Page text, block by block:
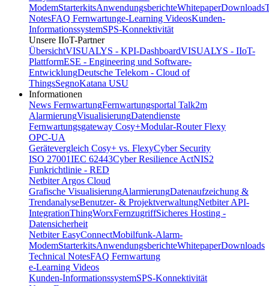
ModemStarterkitsAnwendungsberichteWhitepaperDownloads
NotesFAQ Fernwartunge-Learning VideosKunden-
InformationssystemSPS-Konnektivität
Unsere IIoT-Partner
ÜbersichtVISUALYS - KPI-DashboardVISUALYS - IIoT-
PlattformESE - Engineering und Software-
EntwicklungDeutsche Telekom - Cloud of
ThingsSegnoKatana USU
Informationen
News FernwartungFernwartungsportal Talk2m
AlarmierungVisualisierungDatendienste
Fernwartungsgateway Cosy+Modular-Router Flexy
OPC-UA
Gerätevergleich Cosy+ vs. FlexyCyber Security
ISO 27001IEC 62443Cyber Resilience ActNIS2
Funkrichtlinie - RED
Netbiter Argos Cloud
Grafische VisualisierungAlarmierungDatenaufzeichung &
TrendanalyseBenutzer- & ProjektverwaltungNetbiter API-
IntegrationThingWorxFernzugriffSicheres Hosting -
Datensicherheit
Netbiter EasyConnectMobilfunk-Alarm-
ModemStarterkitsAnwendungsberichteWhitepaperDownloads
Technical NotesFAQ Fernwartung
e-Learning Videos
Kunden-InformationssystemSPS-Konnektivität